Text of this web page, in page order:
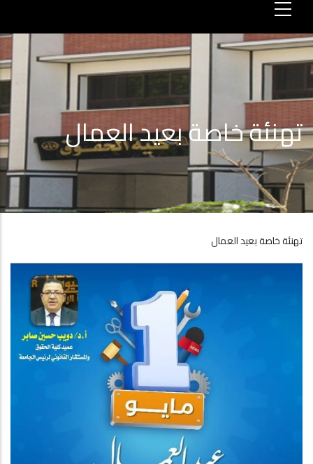
تهنئة خاصة بعيد العمال
تهنئة خاصة بعيد العمال